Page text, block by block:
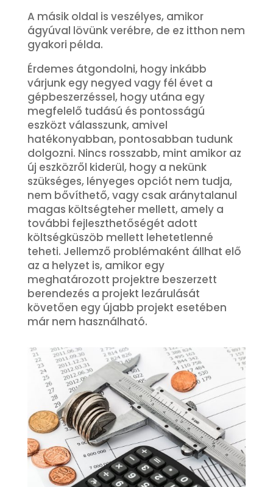
A másik oldal is veszélyes, amikor
ágyúval lövünk verébre, de ez itthon nem
gyakori példa.
Érdemes átgondolni, hogy inkább
várjunk egy negyed vagy fél évet a
gépbeszerzéssel, hogy utána egy
megfelelő tudású és pontosságú
eszközt válasszunk, amivel
hatékonyabban, pontosabban tudunk
dolgozni. Nincs rosszabb, mint amikor az
új eszközről kiderül, hogy a nekünk
szükséges, lényeges opciót nem tudja,
nem bővíthető, vagy csak aránytalanul
magas költségteher mellett, amely a
további fejleszthetőségét adott
költségküszöb mellett lehetetlenné
teheti. Jellemző problémaként állhat elő
az a helyzet is, amikor egy
meghatározott projektre beszerzett
berendezés a projekt lezárulását
követően egy újabb projekt esetében
már nem használható.